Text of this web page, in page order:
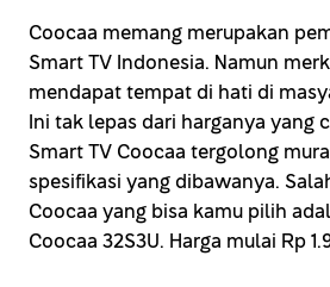
Coocaa memang merupakan
Smart TV Indonesia. Namun
mendapat tempat di hati di
Ini tak lepas dari harganya yang
Smart TV Coocaa tergolong
spesifikasi yang dibawanya.
Coocaa yang bisa kamu pilih
Coocaa 32S3U. Harga mulai Rp